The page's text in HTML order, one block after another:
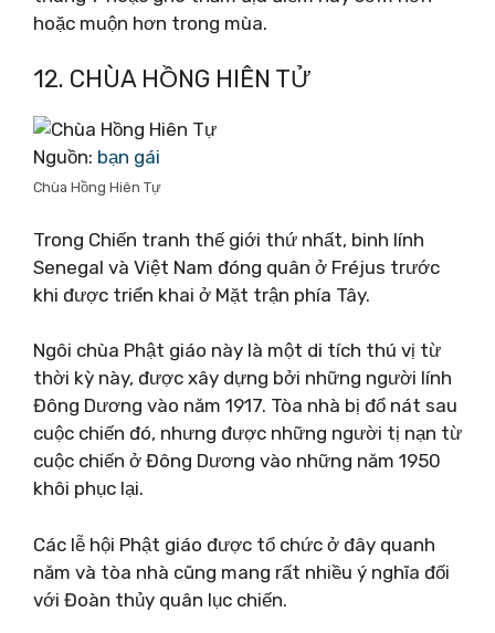
hoặc muộn hơn trong mùa.
12. CHÙA HỒNG HIÊN TỬ
Nguồn: bạn gái
Chùa Hồng Hiên Tự
Trong Chiến tranh thế giới thứ nhất, binh lính
Senegal và Việt Nam đóng quân ở Fréjus trước
khi được triển khai ở Mặt trận phía Tây.
Ngôi chùa Phật giáo này là một di tích thú vị từ
thời kỳ này, được xây dựng bởi những người lính
Đông Dương vào năm 1917. Tòa nhà bị đổ nát sau
cuộc chiến đó, nhưng được những người tị nạn từ
cuộc chiến ở Đông Dương vào những năm 1950
khôi phục lại.
Các lễ hội Phật giáo được tổ chức ở đây quanh
năm và tòa nhà cũng mang rất nhiều ý nghĩa đối
với Đoàn thủy quân lục chiến.